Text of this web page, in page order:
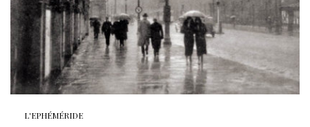
L'EPHÉMÉRIDE